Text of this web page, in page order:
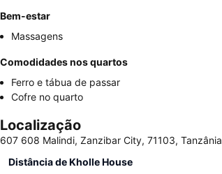
Bem-estar
Massagens
Comodidades nos quartos
Ferro e tábua de passar
Cofre no quarto
Localização
607 608 Malindi, Zanzibar City, 71103, Tanzânia
Distância de Kholle House